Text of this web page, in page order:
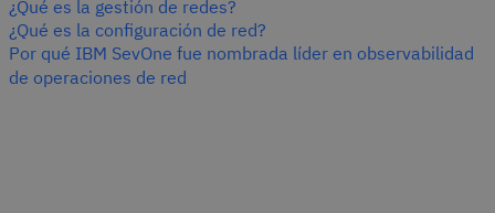
¿Qué es la gestión de redes?
¿Qué es la configuración de red?
Por qué IBM SevOne fue nombrada líder en observabilidad
de operaciones de red